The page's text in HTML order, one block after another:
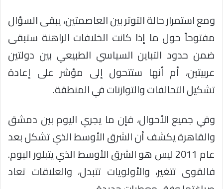
ومع استمرار حالة التوتر بين العاصمتين، يبقى السؤال
مفتوحاً حول ما إذا كانت الخلافات الراهنة ستبقى
ضمن حدود التباين السياسي الطبيعي بين دولتين
عربيتين، أم أنها ستتحول إلى مؤشر على إعادة
تشكيل التحالفات والتوازنات في المنطقة.
وفي جميع الأحوال، فإن ما يجري اليوم بين دمشق
والقاهرة يكشف أن الشرق الأوسط الذي تشكل بعد
عام 2011 ليس هو الشرق الأوسط الذي يتبلور اليوم.
فالقوى تتغير، والأولويات تتبدل، والعلاقات تعاد